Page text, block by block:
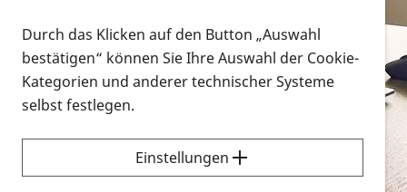
Vorlesen
Alle Infomaterialien in verschiedenen
Formaten an einem Ort
Sie möchten wissen, wie Sie nach Infonmaterial
suchen und dieses bestellen bzw. herunterladen
können? Schauen Sie sich dieErklärvideos zum
Durch das Klicken auf den Button „Auswahl
bestätigen“ können Sie Ihre Auswahl der Cookie-
Kategorien und anderer technischer Systeme
selbst festlegen.
Einstellungen